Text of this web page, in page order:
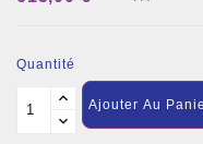
Quantité
Ajouter Au